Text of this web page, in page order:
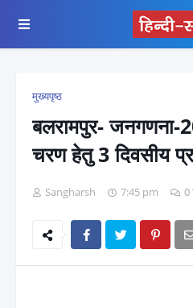
मुख्यपृष्ठ
बलरामपुर-
चरण हेतु 3 दिवसीय
Sangharsh 7:45 pm 0